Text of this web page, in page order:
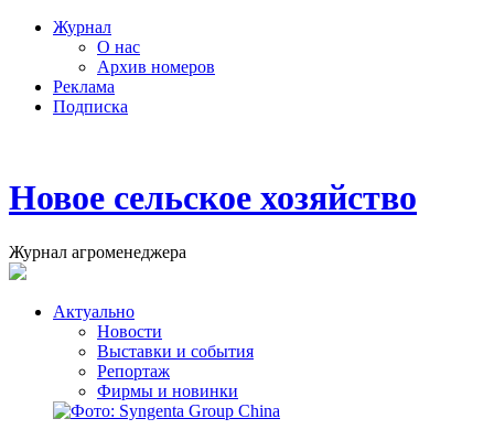
Журнал
О нас
Архив номеров
Реклама
Подписка
Новое сельское хозяйство
Журнал агроменеджера
Актуально
Новости
Выставки и события
Репортаж
Фирмы и новинки